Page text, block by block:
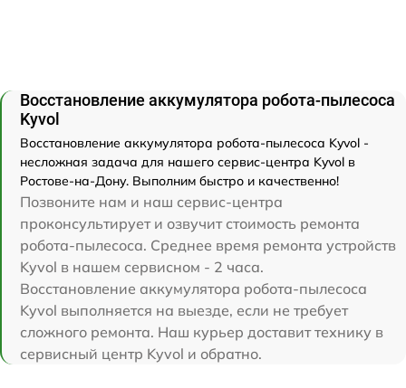
Восстановление аккумулятора робота-пылесоса
Kyvol
Восстановление аккумулятора робота-пылесоса Kyvol -
несложная задача для нашего сервис-центра Kyvol в
Ростове-на-Дону. Выполним быстро и качественно!
Позвоните нам и наш сервис-центра
проконсультирует и озвучит стоимость ремонта
робота-пылесоса. Среднее время ремонта устройств
Kyvol в нашем сервисном - 2 часа.
Восстановление аккумулятора робота-пылесоса
Kyvol выполняется на выезде, если не требует
сложного ремонта. Наш курьер доставит технику в
сервисный центр Kyvol и обратно.